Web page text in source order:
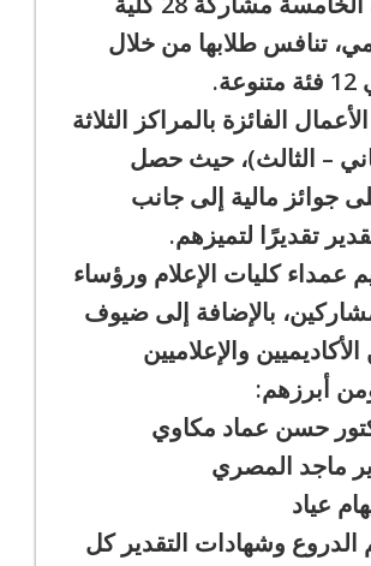
تنافس طلابها من خلال
الفائزة بالمراكز الثلاثة
– الثالث)، حيث حصل
جوائز مالية إلى جانب
تقديرًا لتميزهم.
عمداء كليات الإعلام ورؤساء
بالإضافة إلى ضيوف
والإعلاميين
أبرزهم:
حسن عماد مكاوي
ماجد المصري
عياد
الدروع وشهادات التقدير كل